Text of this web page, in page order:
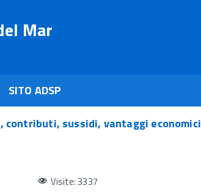
Mar
SITO ADSP
contributi, sussidi, vantaggi economici
Visite: 3337